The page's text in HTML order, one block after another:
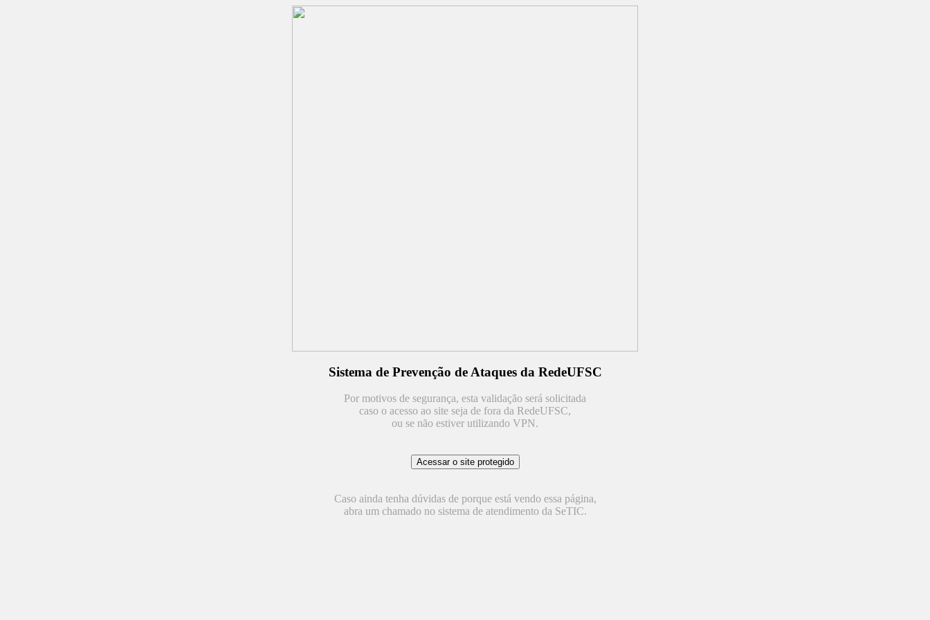
Sistema de Prevenção de Ataques da RedeUFSC
Por motivos de segurança, esta validação será solicitada
caso o acesso ao site seja de fora da RedeUFSC,
ou se não estiver utilizando VPN.
Caso ainda tenha dúvidas de porque está vendo essa página,
abra um chamado no sistema de atendimento da SeTIC.